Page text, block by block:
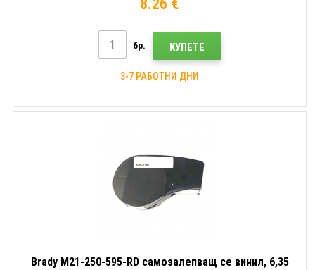
8.26 €
бр. КУПЕТЕ
3-7 РАБОТНИ ДНИ
Brady M21-250-595-RD самозалепващ се винил, 6,35